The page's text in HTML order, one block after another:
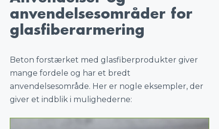
anvendelsesområder for
glasfiberarmering
Beton forstærket med glasfiberprodukter giver
mange fordele og har et bredt
anvendelsesområde. Her er nogle eksempler, der
giver et indblik i mulighederne: